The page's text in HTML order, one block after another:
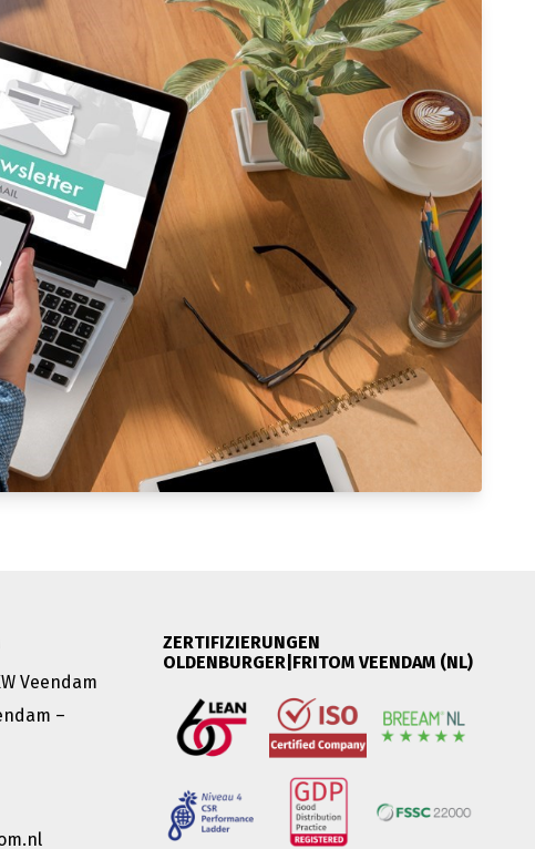
Veendam
–
ZERTIFIZIERUNGEN
OLDENBURGER|FRITOM VEENDAM (NL)